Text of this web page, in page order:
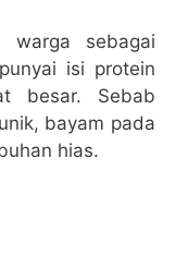
warga sebagai
isi protein
besar. Sebab
bayam pada
hias.